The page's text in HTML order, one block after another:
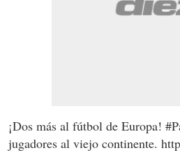
¡Dos más al fútbol de Europa!
jugadores al viejo continente.